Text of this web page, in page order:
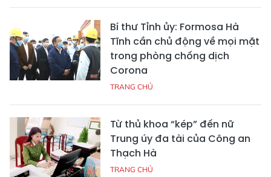
Bí thư Tỉnh ủy: Formosa Hà
Tĩnh cần chủ động về mọi mặt
trong phòng chống dịch
Corona
TRANG CHỦ
Từ thủ khoa “kép” đến nữ
Trung úy đa tài của Công an
Thạch Hà
TRANG CHỦ